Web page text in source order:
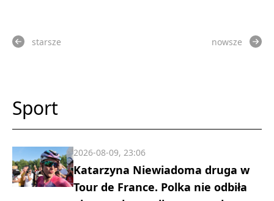
starsze nowsze
Sport
Katarzyna Niewiadoma druga w
Tour de France. Polka nie odbiła
2026-08-09, 23:06